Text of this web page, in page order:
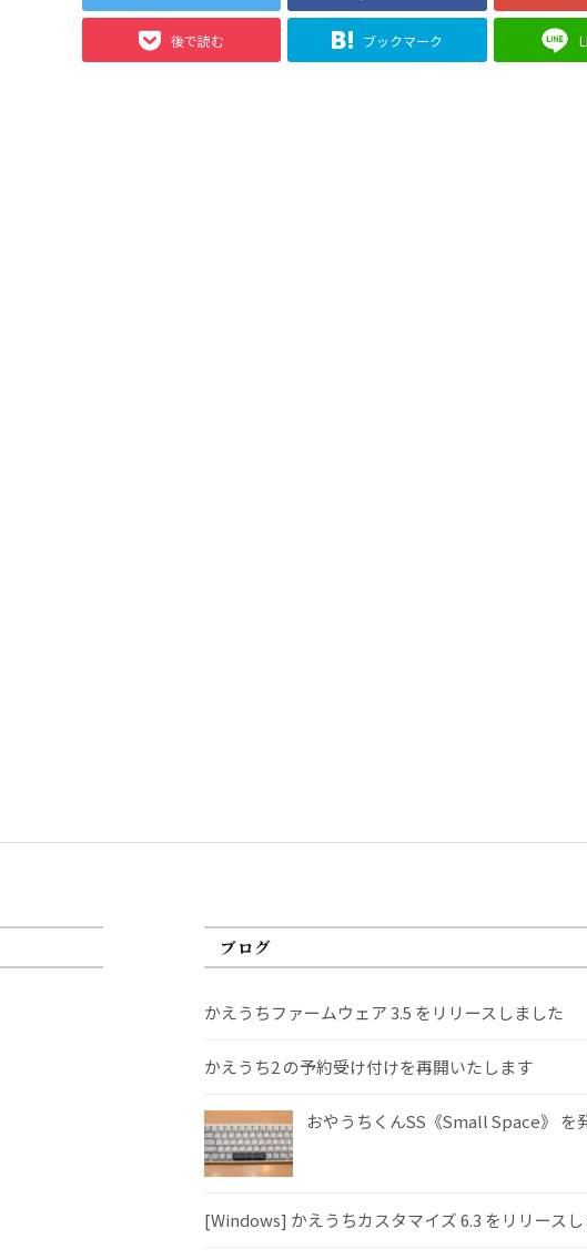
後で読む ブックマーク
ブログ
かえうちファームウェア 3.5 をリリースしました
かえうち2 の予約受け付けを再開いたします
おやうちくんSS《Small Space》 を
[Windows] かえうちカスタマイズ 6.3 をリリース